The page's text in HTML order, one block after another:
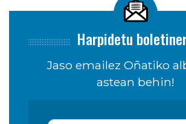
Harpidetu
Jaso emailez Oñatiko
astean behin!